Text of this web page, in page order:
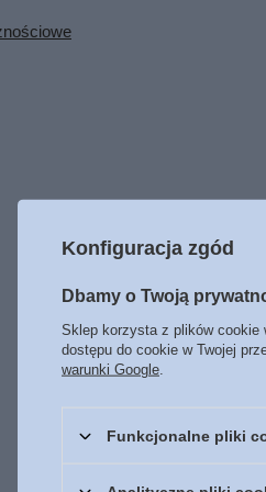
Konfiguracja zgód
Dbamy o Twoją
Sklep korzysta z plików cookie
dostępu do cookie w Twojej
warunki Google
Funkcjonalne pliki